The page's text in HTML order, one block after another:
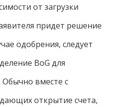
от загрузки
придет решение
одобрения, следует
BoG для
вместе с
открытие счета,